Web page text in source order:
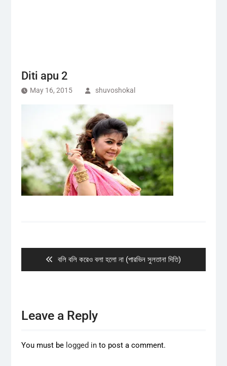
Diti apu 2
May 16, 2015 shuvoshokal
Previous
post:
বলি বলি করেও বলা হলো না (পারভিন সুলতানা দিতি)
Leave a Reply
You must be logged into post a comment.